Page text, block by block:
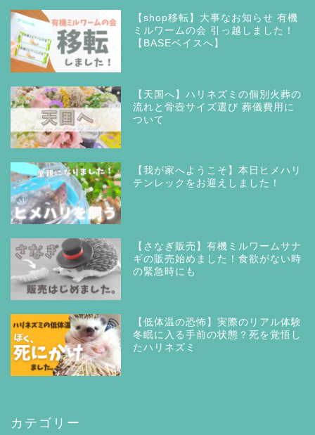
【shop移転】大事なお知らせ 有機
ミルワームの会 引っ越しました！
【BASEベイスへ】
【天国へ】ハリネズミの個別火葬の
流れと骨壺サイズ選び 葬儀費用に
ついて
【我が家へようこそ】本日ヒメハリ
テンレックをお迎えしました！
【さなぎ販売】有機ミルワームサナ
ギの販売始めました！食欲がない時
の緊急時にも
【低体温の恐怖】実際のリアル体験
冬眠に入る手前の状態？死を覚悟し
たハリネズミ
カテゴリー